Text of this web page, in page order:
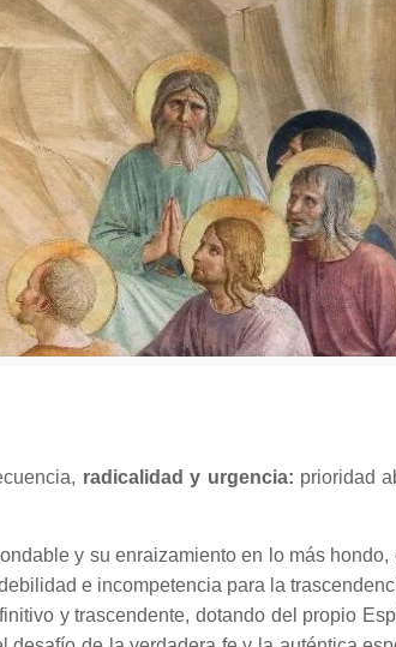
radicalidad y urgencia: prioridad
y su enraizamiento en lo más hondo,
e incompetencia para la
y trascendente, dotando del propio